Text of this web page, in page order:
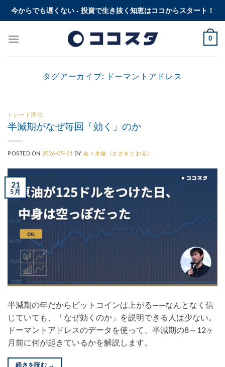
Skip今からでも遅くない - 投資で生き抜く知恵はココからスタート！
0
タグアーカイブ: ドーマントアドレス
トレード通信
半減期がなぜ毎回「効く」のか
POSTED ON 2026-05-21 BY佐々木徹（ささきとおる）
21
5月
半減期の年だからビットコインは上がる——なんとなく信
じていても、「なぜ効くのか」を説明できる人は少ない。
ドーマントアドレスのデータを使って、半減期の8～12ヶ
月前に何が起きているかを解説します。
続きを読む →